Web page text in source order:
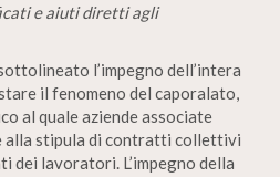
e aiuti diretti agli
l’impegno dell’intera
il fenomeno del caporalato,
al quale aziende associate
alla stipula di contratti collettivi
dei lavoratori. L’impegno della